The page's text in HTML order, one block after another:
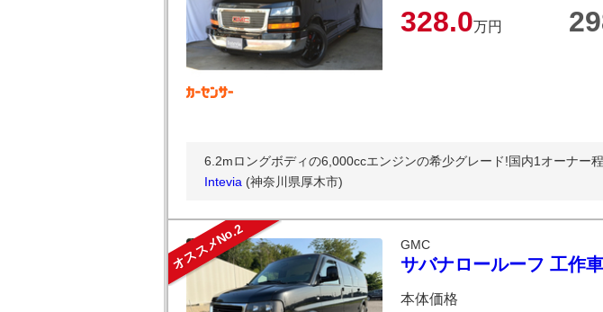
328.0万円
6.2mロングボディの6,000ccエンジンの希少グレード!国内1オーナー
Intevia (神奈川県厚木市)
オススメNo.2 GMC
サバナロールーフ 工作
本体価格